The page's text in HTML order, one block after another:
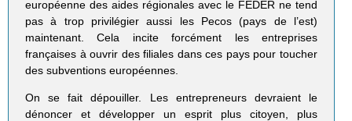
européenne des aides régionales avec le FEDER ne tend
pas à trop privilégier aussi les Pecos (pays de l’est)
maintenant. Cela incite forcément les entreprises
françaises à ouvrir des filiales dans ces pays pour toucher
des subventions européennes.
On se fait dépouiller. Les entrepreneurs devraient le
dénoncer et développer un esprit plus citoyen, plus